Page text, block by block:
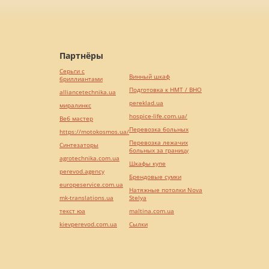
Партнёры
Серьги с
бриллиантами
alliancetechnika.ua
миралинкс
Веб мастер
https://motokosmos.ua/
Синтезаторы
agrotechnika.com.ua
perevod.agency
europeservice.com.ua
mk-translations.ua
текст юа
kievperevod.com.ua
Винный шкаф
Подготовка к НМТ / ВНО
pereklad.ua
hospice-life.com.ua/
Перевозка больных
Перевозка лежачих
больных за границу
Шкафы купе
Брендовые сумки
Натяжные потолки Nova
Stelya
maltina.com.ua
Cылки